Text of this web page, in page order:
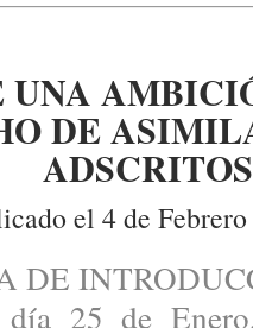
UNA
DE
el 4 de
de Enero,